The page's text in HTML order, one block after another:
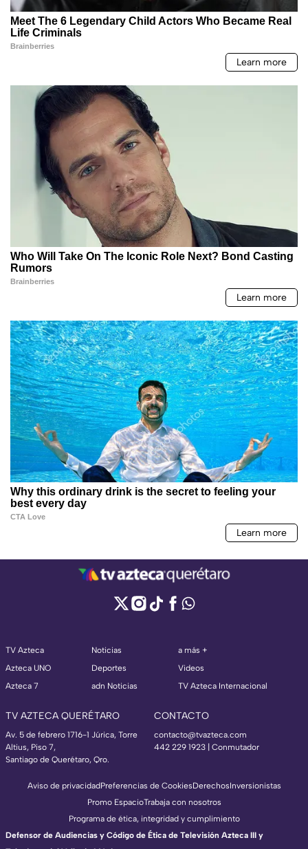
TV Azteca
Azteca UNO
Azteca 7
Noticias
Deportes
adn Noticias
a más +
Videos
TV Azteca Internacional
TV AZTECA QUERÉTARO
Av. 5 de febrero 1716-1 Júrica, Torre
Altius, Piso 7,
Santiago de Querétaro, Qro.
CONTACTO
contacto@tvazteca.com
442 229 1923 | Conmutador
Aviso de privacidadPreferencias de CookiesDerechosInversionistas
Promo EspacioTrabaja con nosotros
Programa de ética, integridad y cumplimiento
Defensor de Audiencias y Código de Ética de Televisión Azteca III y